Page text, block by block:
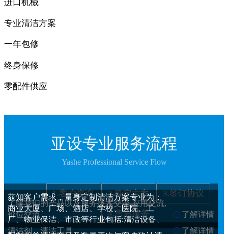
进口机械
专业清洁方案
一年包修
终身保修
零配件供应
亚设专业服务流程
Yashe Professional Service Flow
1.客户咨询 2.确定方案 3.签订协议
4.售后服务
了解我们的产品以及服务技术交流,应用交流,
价位交流
了解详情
获知客户需求，量身定制清洁方案专业为：
商业大厦、广场、酒店、学校、医院、工
厂、物业保洁、市政等行业包括:清洁设备、
清洁剂、清洁工具
了解详情